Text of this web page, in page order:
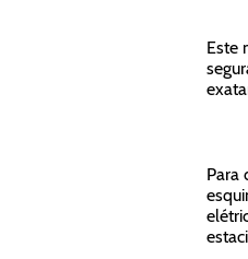
Este
Para